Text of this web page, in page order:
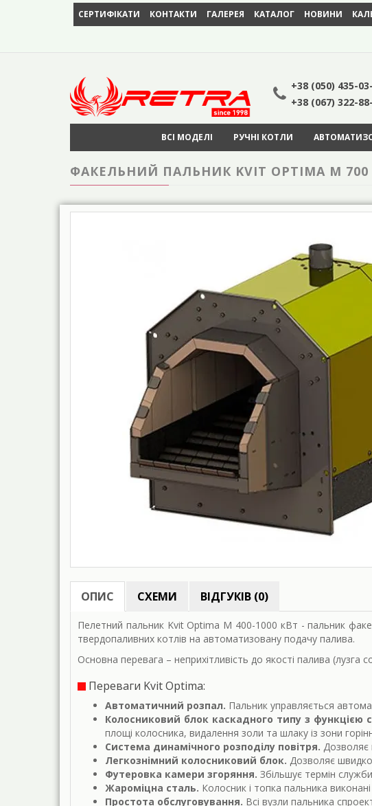
СЕРТИФІКАТИ КОНТАКТИ ГАЛЕРЕЯ КАТАЛОГ НОВИНИ
+38 (050) 435-
+38 (067) 322-
ВСІ МОДЕЛІ РУЧНІ КОТЛИ
ФАКЕЛЬНИЙ ПАЛЬНИК KVIT OPTIMA M 700
ОПИС СХЕМИ ВІДГУКІВ (0)
Пелетний пальник Kvit Optima M 400-1000 кВт - пальник
твердопаливних котлів на автоматизовану подачу палива.
Основна перевага – неприхітливість до якості палива (лузга
Переваги Kvit Optima:
Автоматичний розпал. Пальник управляється
Колосниковий блок каскадного типу з функцією
площі колосника, видалення золи та шлаку із зони
Система динамічного розподілу повітря. Дозволяє
Легкознімний колосниковий блок. Дозволяє
Футеровка камери згоряння. Збільшує термін
Жароміцна сталь. Колосник і топка пальника
Простота обслуговування. Всі вузли пальника